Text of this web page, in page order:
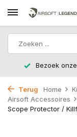
Bezoek
Terug Home
Airsoft Accessoires
Scope Protector /